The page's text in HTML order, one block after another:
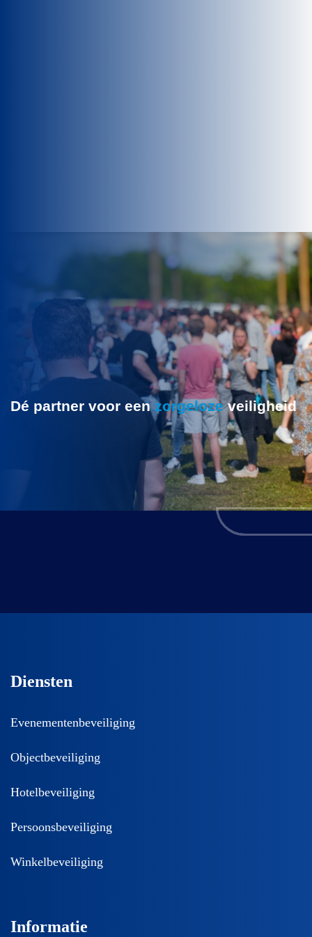
Dé partner voor eenzorgelozeveiligheid
Diensten
Evenementenbeveiliging
Objectbeveiliging
Hotelbeveiliging
Persoonsbeveiliging
Winkelbeveiliging
Informatie